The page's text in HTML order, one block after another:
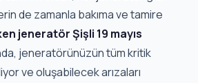
de zamanla bakıma ve tamire
jeneratör Şişli 19 mayıs
jeneratörünüzün tüm kritik
ve oluşabilecek arızaları